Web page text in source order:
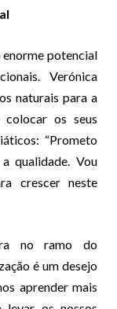
potencial
Verónica
naturais para a
colocar os seus
“Prometo
qualidade. Vou
crescer neste
no ramo do
é um desejo
aprender mais